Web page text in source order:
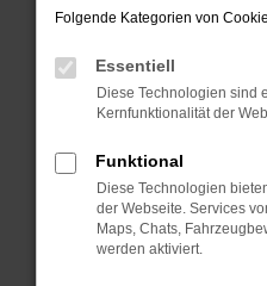
Laden andere
Suchmaschine?
Prüfe deine
Manche
verhindern.
anderen Browser
Fenster?
Starte dein Gerät
Folgende Kategorien von
Essentiell
Diese Technologien sind
Kernfunktionalität der
Funktional
Diese Technologien
der Webseite. Services
Maps, Chats,
werden aktiviert.